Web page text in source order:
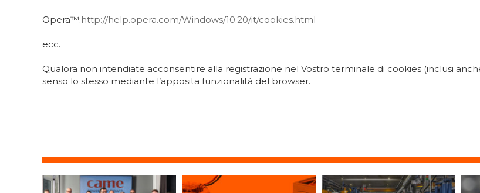
Opera™:http://help.opera.com/Windows/10.20/it/cookies.html
ecc.
Qualora non intendiate acconsentire alla registrazione nel Vostro terminale di cookies (inclusi
senso lo stesso mediante l’apposita funzionalità del browser.